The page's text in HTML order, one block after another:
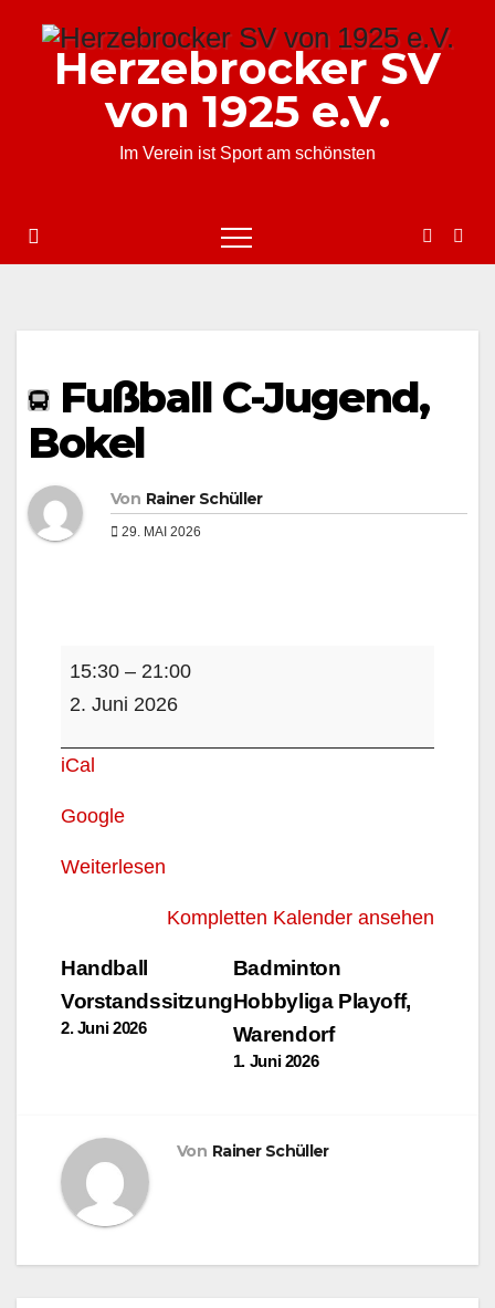
springenHerzebrocker SV
von 1925 e.V.
Im Verein ist Sport am schönsten
Fußball C-Jugend,
Bokel
Von Rainer Schüller
29. MAI 2026
Fußball
C-
Bokel
15:30 – 21:00
2. Juni 2026
iCal
Google
Weiterlesen
Kompletten Kalender ansehen
Beitragsnavigation
Badminton
Hobbyliga Playoff,
Warendorf
1. Juni 2026
Handball
Vorstandssitzung
2. Juni 2026
Von Rainer Schüller